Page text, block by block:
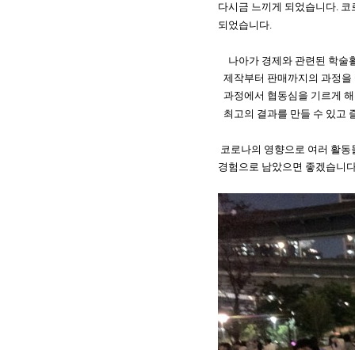
다시금 느끼게 되었습니다. 코
되었습니다.
나아가 경제와 관련된 학술
제작부터 판매까지의 과정
과정에서 협동심을 기르게
최고의 결과를 만들 수 있고
코로나의 영향으로 여러 활
경험으로 남았으면 좋겠습니